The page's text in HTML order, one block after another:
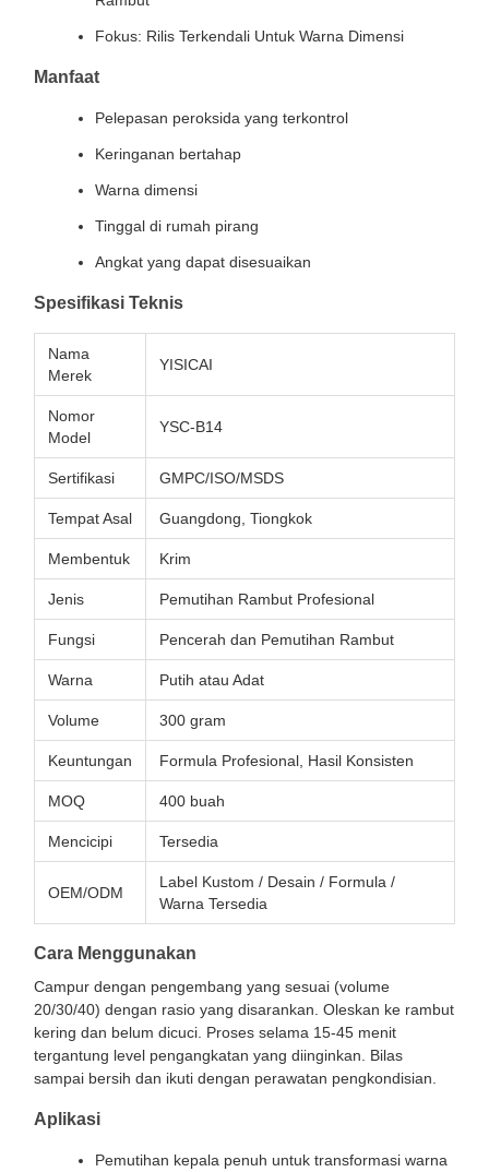
Fokus: Rilis Terkendali Untuk Warna Dimensi
Manfaat
Pelepasan peroksida yang terkontrol
Keringanan bertahap
Warna dimensi
Tinggal di rumah pirang
Angkat yang dapat disesuaikan
Spesifikasi Teknis
Nama
Merek
YISICAI
Nomor
Model
YSC-B14
Sertifikasi GMPC/ISO/MSDS
Tempat Asal Guangdong, Tiongkok
Membentuk Krim
Jenis Pemutihan Rambut Profesional
Fungsi Pencerah dan Pemutihan Rambut
Warna Putih atau Adat
Volume 300 gram
Keuntungan Formula Profesional, Hasil Konsisten
MOQ 400 buah
Mencicipi Tersedia
OEM/ODM
Label Kustom / Desain / Formula /
Warna Tersedia
Cara Menggunakan
Campur dengan pengembang yang sesuai (volume
20/30/40) dengan rasio yang disarankan. Oleskan ke rambut
kering dan belum dicuci. Proses selama 15-45 menit
tergantung level pengangkatan yang diinginkan. Bilas
sampai bersih dan ikuti dengan perawatan pengkondisian.
Aplikasi
Pemutihan kepala penuh untuk transformasi warna